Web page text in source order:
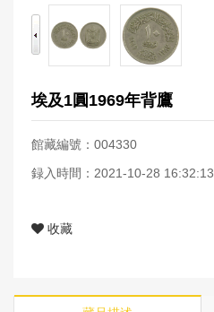
埃及1圓1969年背鷹
館藏編號：004330
録入時間：2021-10-28 16:32:13
收藏